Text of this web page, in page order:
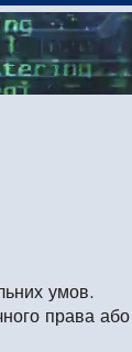
умов.
права